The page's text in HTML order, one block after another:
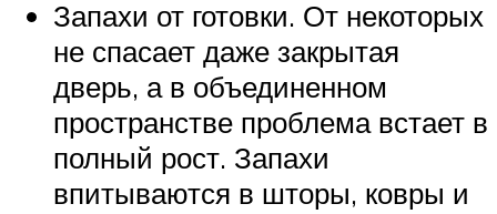
Запахи от готовки. От некоторых
не спасает даже закрытая
дверь, а в объединенном
пространстве проблема встает в
полный рост. Запахи
впитываются в шторы, ковры и